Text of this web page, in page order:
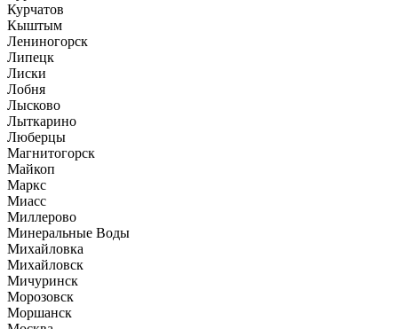
Курчатов
Кыштым
Лениногорск
Липецк
Лиски
Лобня
Лысково
Лыткарино
Люберцы
Магнитогорск
Майкоп
Маркс
Миасс
Миллерово
Минеральные Воды
Михайловка
Михайловск
Мичуринск
Морозовск
Моршанск